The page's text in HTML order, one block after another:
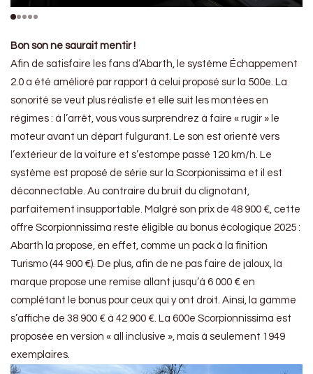
Bon son ne saurait mentir !
Afin de satisfaire les fans d’Abarth, le système Échappement
2.0 a été amélioré par rapport à celui proposé sur la 500e. La
sonorité se veut plus réaliste et elle suit les montées en
régimes : à l’arrêt, vous vous surprendrez à faire « rugir » le
moteur avant un départ fulgurant. Le son est orienté vers
l’extérieur de la voiture et s’estompe passé 120 km/h. Le
système est proposé de série sur la Scorpionissima et il est
déconnectable. Au contraire du bruit du clignotant,
parfaitement insupportable. Malgré son prix de 48 900 €, cette
offre Scorpionnissima reste éligible au bonus écologique 2025 :
Abarth la propose, en effet, comme un pack à la finition
Turismo (44 900 €). De plus, afin de ne pas faire de jaloux, la
marque propose une remise allant jusqu’à 6 000 € en
complétant le bonus pour ceux qui y ont droit. Ainsi, la gamme
s’affiche de 38 900 € à 42 900 €. La 600e Scorpionnissima est
proposée en version « all inclusive », mais à seulement 1949
exemplaires.